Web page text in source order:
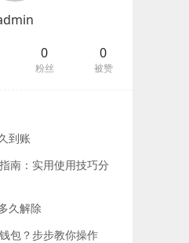
0
粉丝
0
被赞
到账
南：实用使用技巧分
久解除
包？步步教你操作